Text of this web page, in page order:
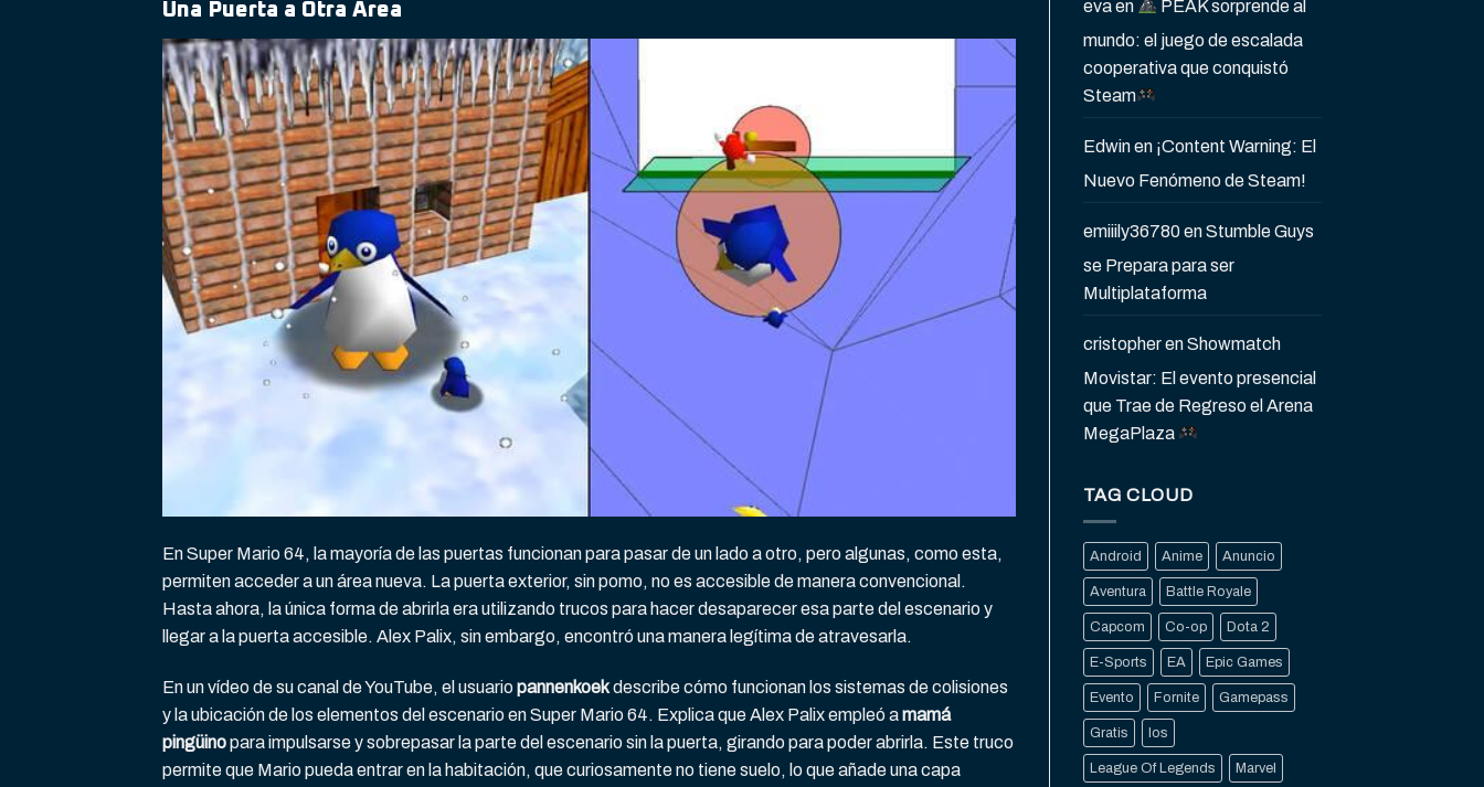
Una Puerta a Otra Área
En Super Mario 64, la mayoría de las puertas funcionan para pasar de un lado a otro, pero algunas, como esta,
permiten acceder a un área nueva. La puerta exterior, sin pomo, no es accesible de manera convencional.
Hasta ahora, la única forma de abrirla era utilizando trucos para hacer desaparecer esa parte del escenario y
llegar a la puerta accesible. Alex Palix, sin embargo, encontró una manera legítima de atravesarla.
En un vídeo de su canal de YouTube, el usuariopannenkoekdescribe cómo funcionan los sistemas de colisiones
y la ubicación de los elementos del escenario en Super Mario 64. Explica que Alex Palix empleó amamá
pingüinopara impulsarse y sobrepasar la parte del escenario sin la puerta, girando para poder abrirla. Este truco
permite que Mario pueda entrar en la habitación, que curiosamente no tiene suelo, lo que añade una capa
evaen
PEAK sorprende al
mundo: el juego de escalada
cooperativa que conquistó
Steam
Edwinen ¡Content Warning: El
Nuevo Fenómeno de Steam!
emiiily36780enStumble Guys
se Prepara para ser
Multiplataforma
cristopherenShowmatch
Movistar: El evento presencial
que Trae de Regreso el Arena
MegaPlaza
TAG CLOUD
Android Anime Anuncio
Aventura Battle Royale
Capcom Co-op Dota 2
E-Sports EA Epic Games
Evento Fornite Gamepass
Gratis Ios
League Of Legends Marvel